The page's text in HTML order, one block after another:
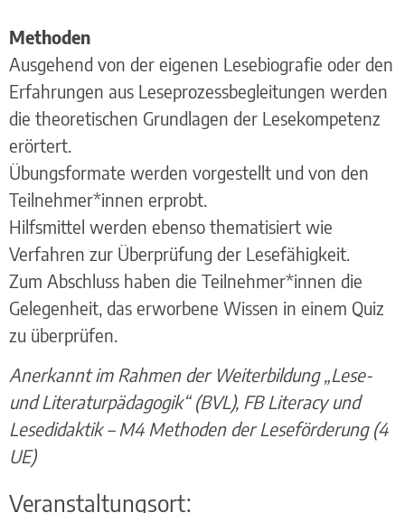
Methoden
Ausgehend von der eigenen Lesebiografie oder den
Erfahrungen aus Leseprozessbegleitungen werden
die theoretischen Grundlagen der Lesekompetenz
erörtert.
Übungsformate werden vorgestellt und von den
Teilnehmer*innen erprobt.
Hilfsmittel werden ebenso thematisiert wie
Verfahren zur Überprüfung der Lesefähigkeit.
Zum Abschluss haben die Teilnehmer*innen die
Gelegenheit, das erworbene Wissen in einem Quiz
zu überprüfen.
Anerkannt im Rahmen der Weiterbildung „Lese-
und Literaturpädagogik“ (BVL), FB Literacy und
Lesedidaktik – M4 Methoden der Leseförderung (4
UE)
Veranstaltungsort: